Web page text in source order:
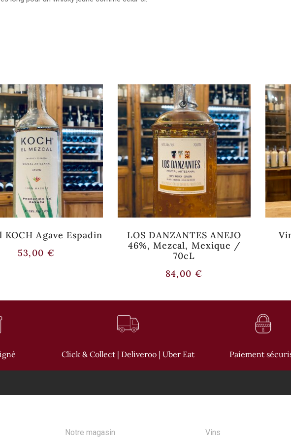
Rupture de stock
KOCH Agave Espadin
53,00 €
Rupture de stock
LOS DANZANTES ANEJO
46%, Mezcal, Mexique /
70cL
84,00 €
Click & Collect | Deliveroo | Uber Eat Paiement
Notre magasin Vins